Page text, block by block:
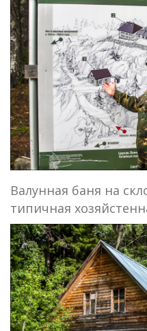
Валунная баня на
типичная